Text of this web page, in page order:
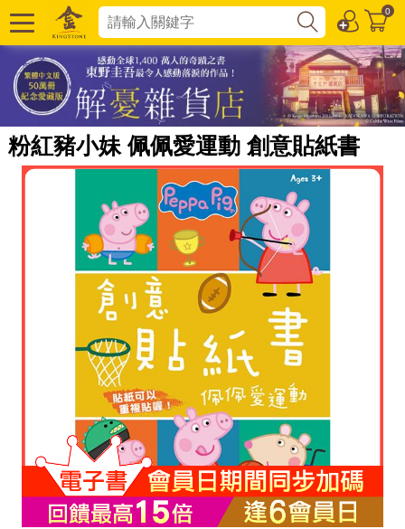
0
粉紅豬小妹 佩佩愛運動 創意貼紙書